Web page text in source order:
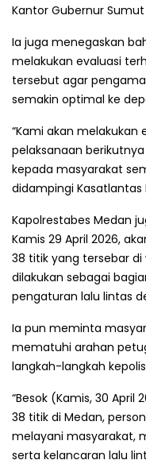
Kantor Gubernur
Ia juga menegaskan
melakukan evaluasi
tersebut agar
semakin optimal ke
“Kami akan
pelaksanaan
kepada masyarakat
didampingi Kasatlantas
Kapolrestabes Medan
Kamis 29 April 2026,
38 titik yang tersebar di
dilakukan sebagai
pengaturan lalu lintas
Ia pun meminta
mematuhi arahan
langkah-langkah
“Besok (Kamis, 30
38 titik di Medan,
melayani masyarakat,
serta kelancaran lalu